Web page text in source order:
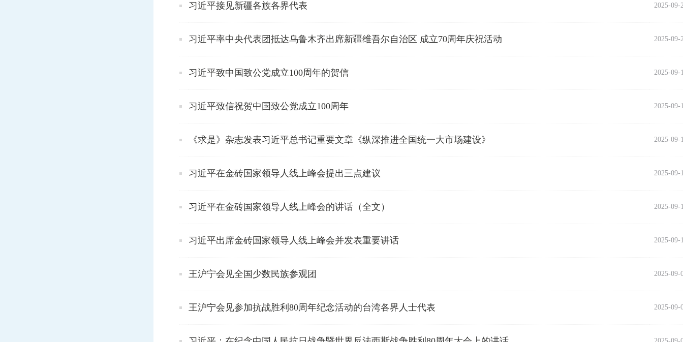
习近平接见新疆各族各界代表 2025-09-
习近平率中央代表团抵达乌鲁木齐出席新疆维吾尔自治区 成立70周年庆祝活动 2025-09-
习近平致中国致公党成立100周年的贺信 2025-09-
习近平致信祝贺中国致公党成立100周年 2025-09-
《求是》杂志发表习近平总书记重要文章《纵深推进全国统一大市场建设》 2025-09-
习近平在金砖国家领导人线上峰会提出三点建议 2025-09-
习近平在金砖国家领导人线上峰会的讲话（全文） 2025-09-
习近平出席金砖国家领导人线上峰会并发表重要讲话 2025-09-
王沪宁会见全国少数民族参观团 2025-09-
王沪宁会见参加抗战胜利80周年纪念活动的台湾各界人士代表 2025-09-